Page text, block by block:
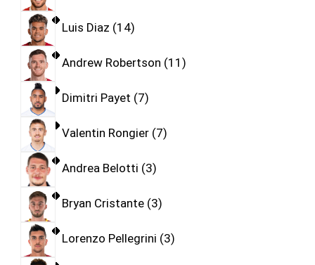
Luis Diaz 14
Andrew Robertson 11
Dimitri Payet 7
Valentin Rongier 7
Andrea Belotti 3
Bryan Cristante 3
Lorenzo Pellegrini 3